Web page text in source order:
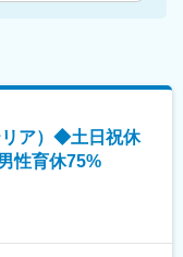
リア）◆土日祝休
性育休75%